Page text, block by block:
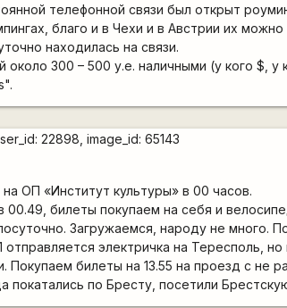
телефонной связи был открыт
благо и в Чехи и в Австрии их
находилась на связи.
300 – 500 у.е. наличными (у кого $,
ОП «Институт культуры» в 00 часов.
00.49, билеты покупаем на себя и
Загружаемся, народу не много.
отправляется электричка на Тересполь,
Покупаем билеты на 13.55 на проезд с не
по Бресту, посетили